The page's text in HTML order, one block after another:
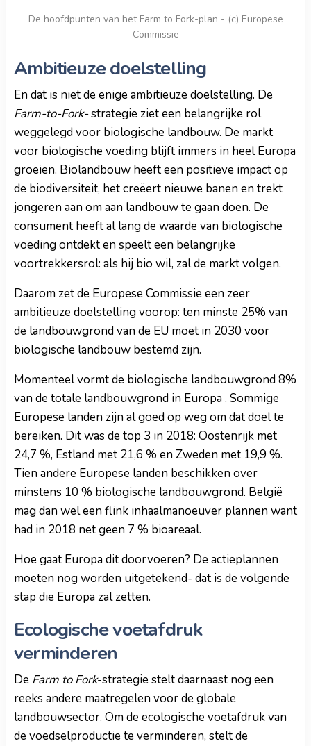
De hoofdpunten van het Farm to Fork-plan - (c) Europese
Commissie
Ambitieuze doelstelling
En dat is niet de enige ambitieuze doelstelling. De
Farm-to-Fork-strategie ziet een belangrijke rol
weggelegd voor biologische landbouw. De markt
voor biologische voeding blijft immers in heel Europa
groeien. Biolandbouw heeft een positieve impact op
de biodiversiteit, het creëert nieuwe banen en trekt
jongeren aan om aan landbouw te gaan doen. De
consument heeft al lang de waarde van biologische
voeding ontdekt en speelt een belangrijke
voortrekkersrol: als hij bio wil, zal de markt volgen.
Daarom zet de Europese Commissie een zeer
ambitieuze doelstelling voorop: ten minste 25% van
de landbouwgrond van de EU moet in 2030 voor
biologische landbouw bestemd zijn.
Momenteel vormt de biologische landbouwgrond 8%
van de totale landbouwgrond in Europa . Sommige
Europese landen zijn al goed op weg om dat doel te
bereiken. Dit was de top 3 in 2018: Oostenrijk met
24,7 %, Estland met 21,6 % en Zweden met 19,9 %.
Tien andere Europese landen beschikken over
minstens 10 % biologische landbouwgrond. België
mag dan wel een flink inhaalmanoeuver plannen want
had in 2018 net geen 7 % bioareaal.
Hoe gaat Europa dit doorvoeren? De actieplannen
moeten nog worden uitgetekend- dat is de volgende
stap die Europa zal zetten.
Ecologische voetafdruk
verminderen
De Farm to Fork-strategie stelt daarnaast nog een
reeks andere maatregelen voor de globale
landbouwsector. Om de ecologische voetafdruk van
de voedselproductie te verminderen, stelt de